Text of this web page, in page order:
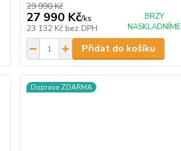
29 990 Kč
27 990 Kč/ks
23 132 Kč bez DPH
BRZY
NASKLADNÍME
Přidat do košíku
Doprava ZDARMA